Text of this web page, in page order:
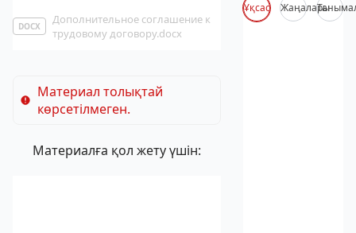
DOCX
Дополнительное соглашение к
трудовому договору.docx
Материал толықтай
көрсетілмеген.
Материалға қол жету үшін:
Ұқсас Жаңалары